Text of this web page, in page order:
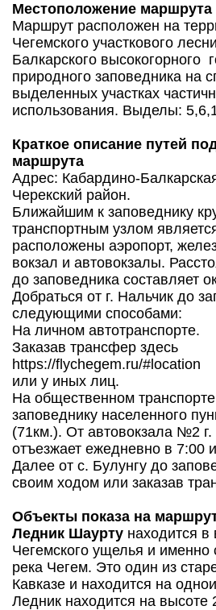
Местоположение маршрута
Маршрут расположен на
Чегемского участкового
Балкарского высокогорного
природного заповедника на
выделенных участках
использования. Выделы:
Краткое описание путей
маршрута
Адрес: Кабардино-
Черекский район.
Ближайшим к заповеднику
транспортным узлом
расположены аэропорт,
вокзал и автовокзалы.
до заповедника составляет
Добраться от г. Нальчик до
следующими способами:
На личном автотранспорте.
Заказав трансфер здесь
https://flychegem.ru/#location
или у иных лиц.
На общественном
заповеднику населенного
(71км.). От автовокзала №2 г.
отъезжает ежедневно в 7:00
Далее от с. Булунгу до
своим ходом или заказав
Объекты показа на
Ледник Шаурту находится в
Чегемского ущелья и именно
река Чегем. Это один из
Кавказе и находится на
Ледник находится на высоте